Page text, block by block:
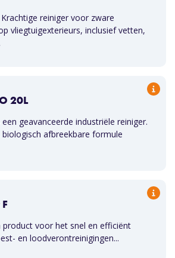
reiniger voor zware
vliegtuigexterieurs, inclusief vetten,
20L
een geavanceerde industriële reiniger.
afbreekbare formule
product voor het snel en efficiënt
en loodverontreinigingen...